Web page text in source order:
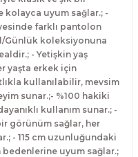
kolayca uyum sağlar.; -
farklı pantolon
Günlük koleksiyonuna
- Yetişkin yaş
yaşta erkek için
kullanılabilir, mevsim
sunar.;- %100 hakiki
kullanım sunar.; -
görünüm sağlar, her
- 115 cm uzunluğundaki
bedenlerine uyum sağlar.;